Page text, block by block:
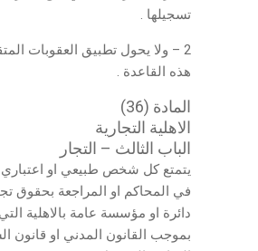
تسجيلها .
2 – ولا يحول تطبيق العقوبات
هذه القاعدة .
المادة (36)
الاهلية التجارية
الباب الثالث – التجار
يتمتع كل شخص طبيعي او
في المحاكم او المراجعة بحقوق
دائرة او مؤسسة عامة بالاهلية
بموجب القانون المدني او قانون